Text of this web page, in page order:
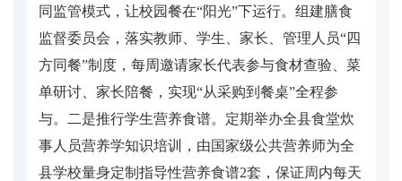
同监管模式，让校园餐在“阳光”下运行。组建膳食
监督委员会，落实教师、学生、家长、管理人员“四
方同餐”制度，每周邀请家长代表参与食材查验、菜
单研讨、家长陪餐，实现“从采购到餐桌”全程参
与。二是推行学生营养食谱。定期举办全县食堂炊
事人员营养学知识培训，由国家级公共营养师为全
县学校量身定制指导性营养食谱2套，保证周内每天